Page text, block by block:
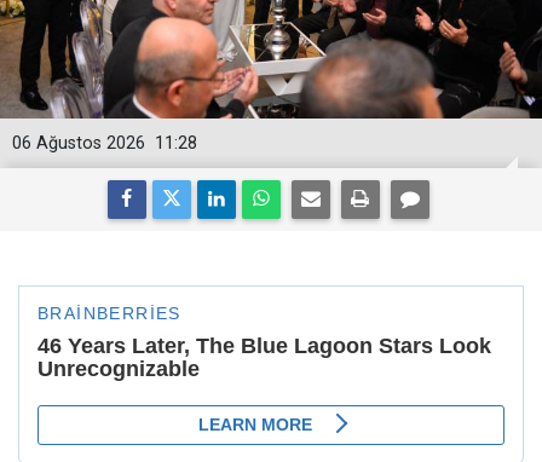
11:28
06 Ağustos 2026